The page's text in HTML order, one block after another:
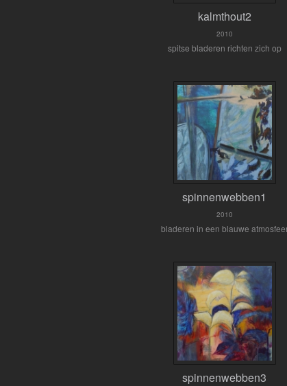
kalmthout2
2010
spitse bladeren richten zich op
spinnenwebben1
2010
bladeren in een blauwe
spinnenwebben3